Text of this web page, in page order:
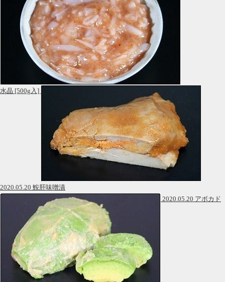
水晶 [500g入]
2020.05.20 鮟肝味噌漬
2020.05.20 アボカド